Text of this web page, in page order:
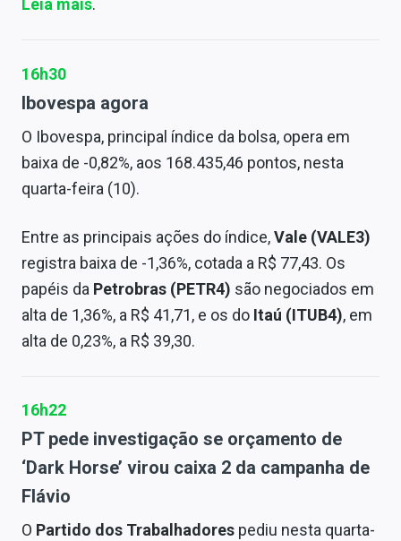
Leia mais.
16h30
Ibovespa agora
O Ibovespa, principal índice da bolsa, opera em
baixa de -0,82%, aos 168.435,46 pontos, nesta
quarta-feira (10).
Entre as principais ações do índice,Vale (VALE3)
registra baixa de -1,36%, cotada a R$ 77,43. Os
papéis da Petrobras (PETR4) são negociados em
alta de 1,36%, a R$ 41,71, e os do Itaú (ITUB4), em
alta de 0,23%, a R$ 39,30.
16h22
PT pede investigação se orçamento de
‘Dark Horse’ virou caixa 2 da campanha de
Flávio
O Partido dos Trabalhadores pediu nesta quarta-